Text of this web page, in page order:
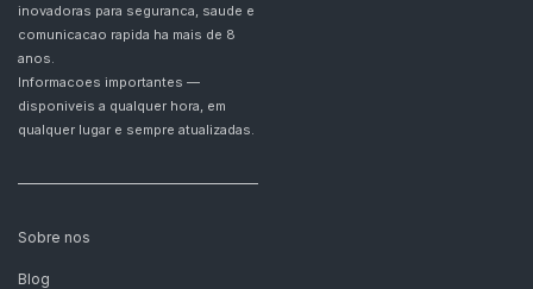
inovadoras para seguranca, saude e
comunicacao rapida ha mais de 8
anos.
Informacoes importantes —
disponiveis a qualquer hora, em
qualquer lugar e sempre atualizadas.
Sobre nos
Blog